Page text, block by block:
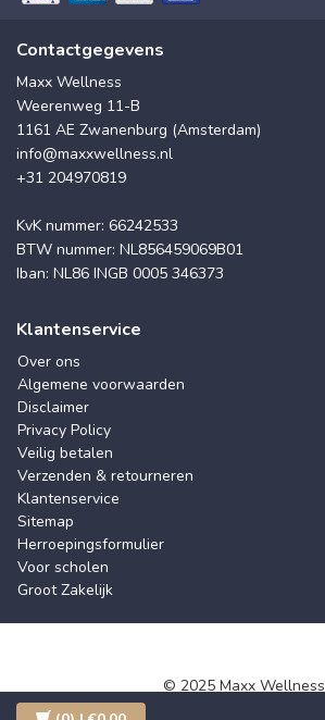
Contactgegevens
Maxx Wellness
Weerenweg 11-B
1161 AE Zwanenburg (Amsterdam)
info@maxxwellness.nl
+31 204970819
KvK nummer: 66242533
BTW nummer: NL856459069B01
Iban: NL86 INGB 0005 346373
Klantenservice
Over ons
Algemene voorwaarden
Disclaimer
Privacy Policy
Veilig betalen
Verzenden & retourneren
Klantenservice
Sitemap
Herroepingsformulier
Voor scholen
Groot Zakelijk
© 2025 Maxx Wellness